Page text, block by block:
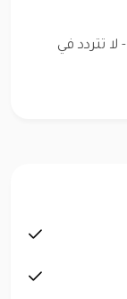
- لا تتردد في